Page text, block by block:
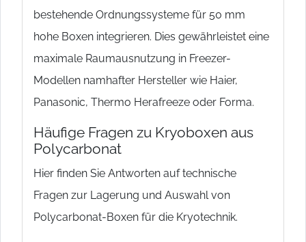
bestehende Ordnungssysteme für 50 mm
hohe Boxen integrieren. Dies gewährleistet eine
maximale Raumausnutzung in Freezer-
Modellen namhafter Hersteller wie Haier,
Panasonic, Thermo Herafreeze oder Forma.
Häufige Fragen zu Kryoboxen aus
Polycarbonat
Hier finden Sie Antworten auf technische
Fragen zur Lagerung und Auswahl von
Polycarbonat-Boxen für die Kryotechnik.